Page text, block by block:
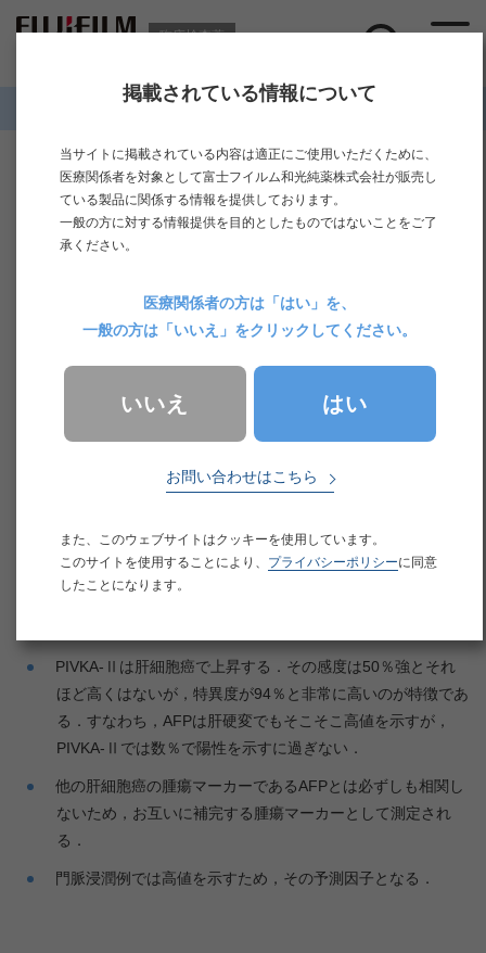
臨床検査薬
PIVKA-Ⅱ
別名 Des-γ-carboxy prothrombin（DCP）
次のような場合に本検査を行う．
①肝細胞癌を疑うとき．
PIVKA-Ⅱは肝細胞癌で上昇する．その感度は50％強とそれ
ほど高くはないが，特異度が94％と非常に高いのが特徴であ
る．すなわち，AFPは肝硬変でもそこそこ高値を示すが，
PIVKA-Ⅱでは数％で陽性を示すに過ぎない．
他の肝細胞癌の腫瘍マーカーであるAFPとは必ずしも相関し
ないため，お互いに補完する腫瘍マーカーとして測定され
る．
門脈浸潤例では高値を示すため，その予測因子となる．
掲載されている情報について
当サイトに掲載されている内容は適正にご使用いただくために、
医療関係者を対象として富士フイルム和光純薬株式会社が販売し
ている製品に関係する情報を提供しております。
一般の方に対する情報提供を目的としたものではないことをご了
承ください。
医療関係者の方は「はい」を、
一般の方は「いいえ」をクリックしてください。
はい
いいえ
お問い合わせはこちら
また、このウェブサイトはクッキーを使用しています。
このサイトを使用することにより、 プライバシーポリシーに同意
したことになります。